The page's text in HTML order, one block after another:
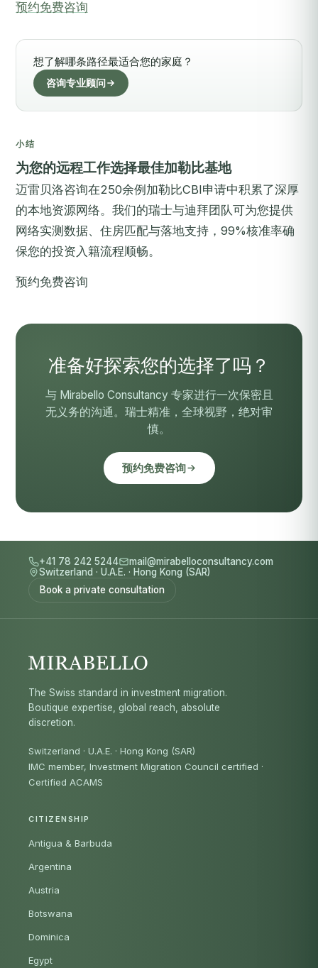
预约免费咨询
想了解哪条路径最适合您的家庭？
咨询专业顾问
小结
为您的远程工作选择最佳加勒比基地
迈雷贝洛咨询在250余例加勒比CBI申请中积累了深厚
的本地资源网络。我们的瑞士与迪拜团队可为您提供
网络实测数据、住房匹配与落地支持，99%核准率确
保您的投资入籍流程顺畅。
预约免费咨询
准备好探索您的选择了吗？
与 Mirabello Consultancy 专家进行一次保密且
无义务的沟通。瑞士精准，全球视野，绝对审
慎。
预约免费咨询
+41 78 242 5244
mail@mirabelloconsultancy.com
Switzerland · U.A.E. · Hong Kong (SAR)
Book a private consultation
The Swiss standard in investment migration.
Boutique expertise, global reach, absolute
discretion.
Switzerland · U.A.E. · Hong Kong (SAR)
IMC member, Investment Migration Council certified ·
Certified ACAMS
CITIZENSHIP
Antigua & Barbuda
Argentina
Austria
Botswana
Dominica
Egypt